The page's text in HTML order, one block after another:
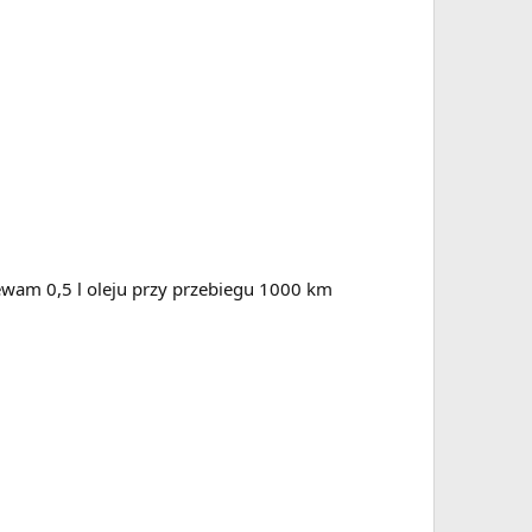
0,5 l oleju przy przebiegu 1000 km